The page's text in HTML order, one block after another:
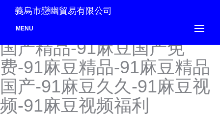
91麻豆高清国产-91麻豆国
产-91麻豆国产极品-91麻豆
国产精品-91麻豆国产免
费-91麻豆精品-91麻豆精品
国产-91麻豆久久-91麻豆视
频-91麻豆视频福利
義烏市戀幽貿易有限公司
MENU